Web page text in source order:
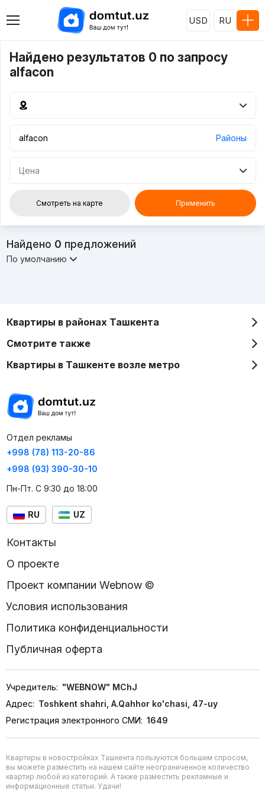
USD RU
Найдено результатов 0 по запросу
alfacon
Районы
Цена
Смотреть на карте Применить
Найдено 0 предложений
По умолчанию
Квартиры в районах Ташкента
Смотрите также
Квартиры в Ташкенте возле метро
Отдел рекламы
+998 (78) 113-20-86
+998 (93) 390-30-10
Пн-Пт. С 9:30 до 18:00
RU UZ
Контакты
О проекте
Проект компании Webnow ©
Условия использования
Политика конфиденциальности
Публичная оферта
Учредитель: "WEBNOW" MChJ
Адрес: Toshkent shahri, A.Qahhor ko'chasi, 47-uy
Регистрация электронного СМИ: 1649
Квартиры в новостройках Ташкента пользуются большим спросом,
вы можете разместить на нашем сайте неограниченное количество
квартир любой из категорий. А также разместить рекламные и
информационные статьи. Удачи!